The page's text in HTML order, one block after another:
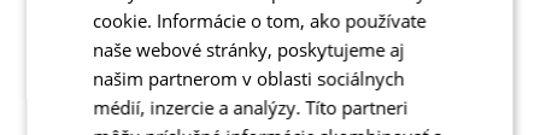
cookie. Informácie o tom, ako používate
naše webové stránky, poskytujeme aj
našim partnerom v oblasti sociálnych
médií, inzercie a analýzy. Títo partneri